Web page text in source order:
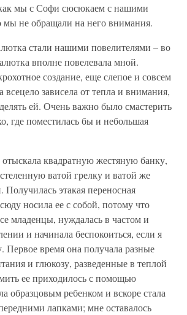
мы с Софи сюсюкаем с нашими
не обращали на него внимания.
стали нашими повелителями – во
вполне повелевала мной.
создание, еще слепое и совсем
зависела от тепла и внимания,
ей. Очень важно было смастерить
где поместилась бы и небольшая
квадратную жестяную банку,
ватой грелку и ватой же
этакая переносная
носила ее с собой, потому что
младенцы, нуждалась в частом и
и начинала беспокоиться, если я
Первое время она получала разные
и глюкозу, разведенные в теплой
ее приходилось с помощью
образцовым ребенком и вскоре стала
лапками; мне оставалось